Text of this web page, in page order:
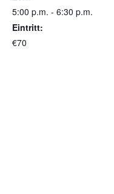
5:00 p.m. - 6:30 p.m.
Eintritt:
€70